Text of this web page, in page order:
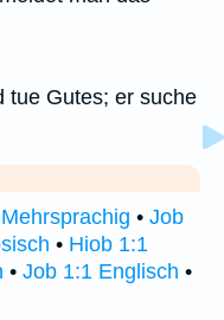
tue Gutes; er suche
• Job
• Hiob 1:1
• Job 1:1 Englisch •